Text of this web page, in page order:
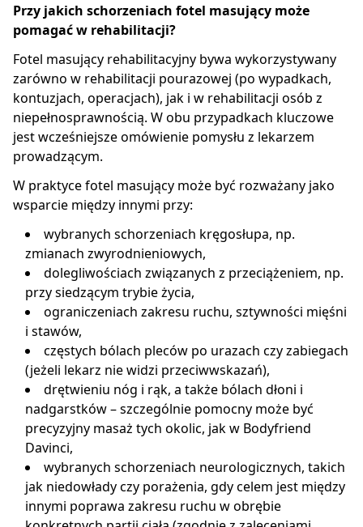
Przy jakich schorzeniach fotel masujący może
pomagać w rehabilitacji?
Fotel masujący rehabilitacyjny bywa wykorzystywany
zarówno w rehabilitacji pourazowej (po wypadkach,
kontuzjach, operacjach), jak i w rehabilitacji osób z
niepełnosprawnością. W obu przypadkach kluczowe
jest wcześniejsze omówienie pomysłu z lekarzem
prowadzącym.
W praktyce fotel masujący może być rozważany jako
wsparcie między innymi przy:
wybranych schorzeniach kręgosłupa, np.
zmianach zwyrodnieniowych,
dolegliwościach związanych z przeciążeniem, np.
przy siedzącym trybie życia,
ograniczeniach zakresu ruchu, sztywności mięśni
i stawów,
częstych bólach pleców po urazach czy zabiegach
(jeżeli lekarz nie widzi przeciwwskazań),
drętwieniu nóg i rąk, a także bólach dłoni i
nadgarstków – szczególnie pomocny może być
precyzyjny masaż tych okolic, jak w Bodyfriend
Davinci,
wybranych schorzeniach neurologicznych, takich
jak niedowłady czy porażenia, gdy celem jest między
innymi poprawa zakresu ruchu w obrębie